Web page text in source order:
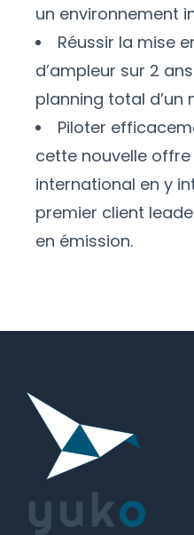
un environnement
Réussir la mise
d’ampleur sur 2
planning total d’un
Piloter
cette nouvelle
international en y
premier client
en émission.